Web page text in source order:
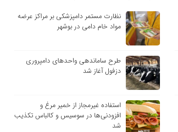
نظارت مستمر دامپزشکی بر مراکز عرضه
مواد خام دامی در بوشهر
طرح ساماندهی واحدهای دامپروری
دزفول آغاز شد
استفاده غیرمجاز از خمیر مرغ و
افزودنی‌ها در سوسیس و کالباس تکذیب
شد